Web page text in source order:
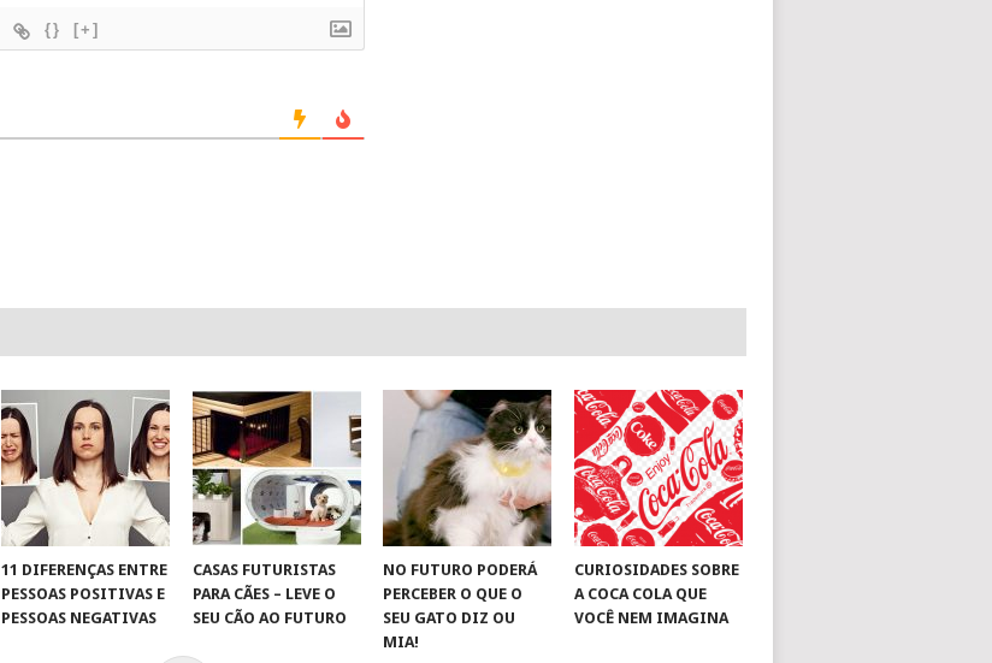
{} [+]
11 DIFERENÇAS ENTRE
PESSOAS POSITIVAS E
PESSOAS NEGATIVAS
CASAS FUTURISTAS
PARA CÃES – LEVE O
SEU CÃO AO FUTURO
NO FUTURO PODERÁ
PERCEBER O QUE O
SEU GATO DIZ OU
MIA!
CURIOSIDADES SOBRE
A COCA COLA QUE
VOCÊ NEM IMAGINA